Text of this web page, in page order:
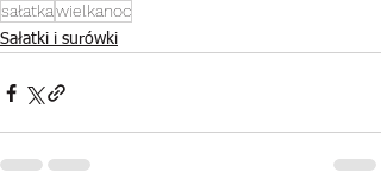
sałatkawielkanoc
Sałatki i surówki